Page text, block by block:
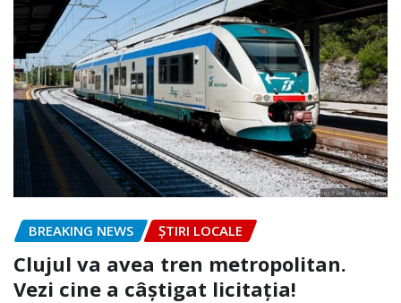
BREAKING NEWS ȘTIRI LOCALE
Clujul va avea tren metropolitan.
Vezi cine a câștigat licitația!